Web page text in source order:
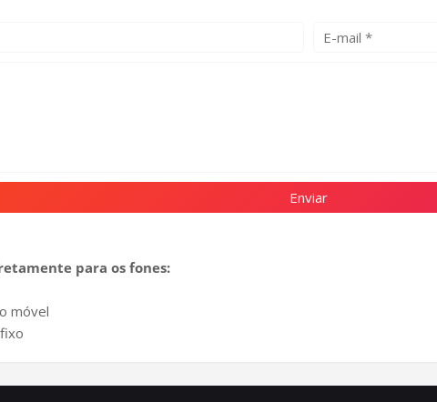
para os fones:
móvel